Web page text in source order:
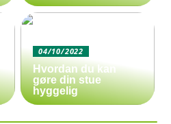
04/10/2022
Hvordan du kan
gøre din stue
hyggelig